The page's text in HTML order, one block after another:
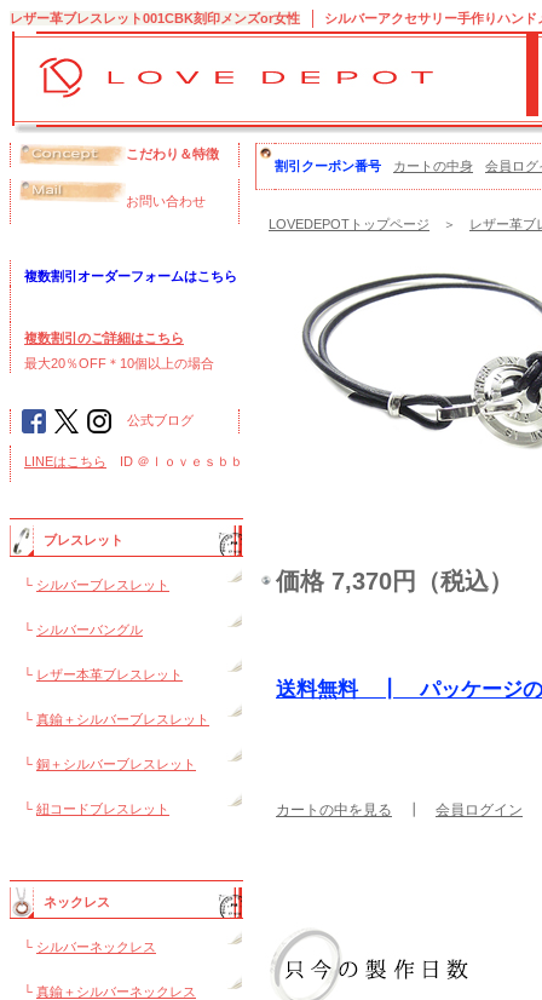
レザー革ブレスレット001CBK刻印メンズor女性 シルバーアクセサリー手作りハン
こだわり＆特徴
お問い合わせ
複数割引オーダーフォームはこちら
複数割引のご詳細はこちら
最大20％OFF＊10個以上の場合
公式ブログ
LINEはこちら ID ＠ｌｏｖｅｓｂｂ
ブレスレット
└ シルバーブレスレット
└ シルバーバングル
└ レザー本革ブレスレット
└ 真鍮＋シルバーブレスレット
└ 銅＋シルバーブレスレット
└ 紐コードブレスレット
ネックレス
└ シルバーネックレス
└ 真鍮＋シルバーネックレス
割引クーポン番号 カートの中身 会員ログ
LOVEDEPOTトップページ ＞ レザー革ブ
価格 7,370円（税込）
送料無料 ┃ パッケージの
カートの中を見る 会員ログイン